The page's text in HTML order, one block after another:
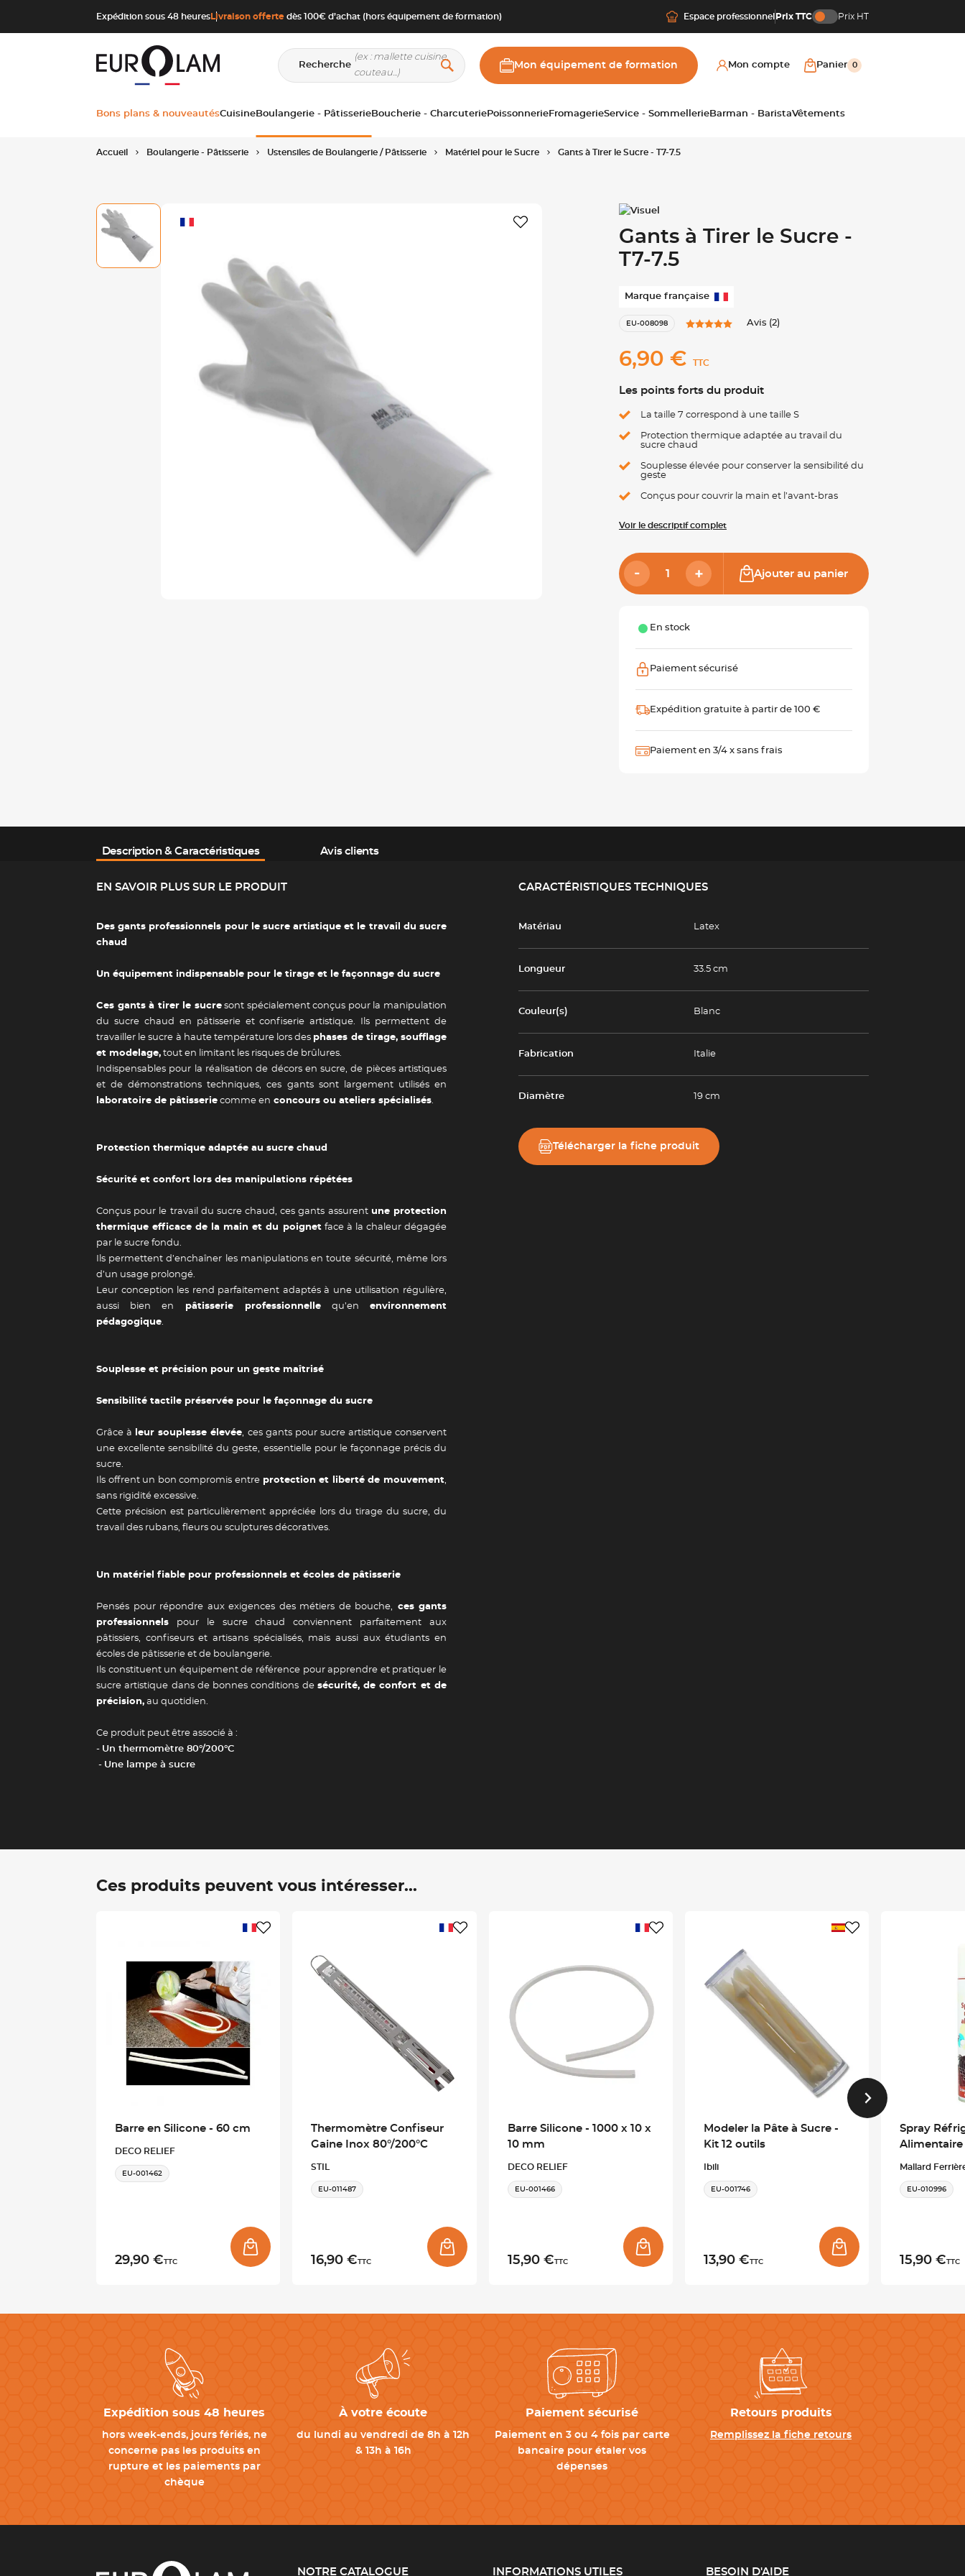
Expédition sous 48 heures Livraison offerte dès 100€ d’achat (hors équipement de formation) Espace professionnel Prix TTC Prix HT
Recherche Mon équipement de formation Mon compte Panier 0
Bons plans & nouveautésCuisine Boulangerie - Pâtisserie Boucherie - Charcuterie Poissonnerie FromagerieService - Sommellerie Barman - BaristaVêtements
Accueil Boulangerie - Pâtisserie Ustensiles de Boulangerie / Pâtisserie Matériel pour le Sucre Gants à Tirer le Sucre - T7-7.5
Gants à Tirer le Sucre -
T7-7.5
Marque française
EU-008098 Avis (2)
6,90 € TTC
Les points forts du produit
La taille 7 correspond à une taille S
Protection thermique adaptée au travail du
sucre chaud
Souplesse élevée pour conserver la sensibilité du
geste
Conçus pour couvrir la main et l’avant-bras
Voir le descriptif complet
Ajouter au panier
En stock
Paiement sécurisé
Expédition gratuite à partir de 100 €
Paiement en 3/4 x sans frais
Description & Caractéristiques Avis clients
EN SAVOIR PLUS SUR LE PRODUIT
Des gants professionnels pour le sucre artistique et le travail du sucre
chaud
Un équipement indispensable pour le tirage et le façonnage du sucre
Ces gants à tirer le sucresont spécialement conçus pour la manipulation
du sucre chaud en pâtisserie et confiserie artistique. Ils permettent de
travailler le sucre à haute température lors des phases de tirage, soufflage
et modelage, tout en limitant les risques de brûlures.
Indispensables pour la réalisation de décors en sucre, de pièces artistiques
et de démonstrations techniques, ces gants sont largement utilisés en
laboratoire de pâtisserie comme en concours ou ateliers spécialisés.
Protection thermique adaptée au sucre chaud
Sécurité et confort lors des manipulations répétées
Conçus pour le travail du sucre chaud, ces gants assurent une protection
thermique efficace de la main et du poignetface à la chaleur dégagée
par le sucre fondu.
Ils permettent d’enchaîner les manipulations en toute sécurité, même lors
d’un usage prolongé.
Leur conception les rend parfaitement adaptés à une utilisation régulière,
aussi bien en
pâtisserie professionnellequ’enenvironnement
pédagogique.
Souplesse et précision pour un geste maîtrisé
Sensibilité tactile préservée pour le façonnage du sucre
Grâce à leur souplesse élevée, ces gants pour sucre artistique conservent
une excellente sensibilité du geste, essentielle pour le façonnage précis du
sucre.
Ils offrent un bon compromis entre protection et liberté de mouvement,
sans rigidité excessive.
Cette précision est particulièrement appréciée lors du tirage du sucre, du
travail des rubans, fleurs ou sculptures décoratives.
Un matériel fiable pour professionnels et écoles de pâtisserie
Pensés pour répondre aux exigences des métiers de bouche, ces gants
professionnels pour le sucre chaud conviennent parfaitement aux
pâtissiers, confiseurs et artisans spécialisés, mais aussi aux étudiants en
écoles de pâtisserie et de boulangerie.
Ils constituent un équipement de référence pour apprendre et pratiquer le
sucre artistique dans de bonnes conditions de sécurité, de confort et de
précision, au quotidien.
Ce produit peut être associé à :
- Un thermomètre 80°/200°C
- Une lampe à sucre
CARACTÉRISTIQUES TECHNIQUES
Matériau Latex
Longueur 33.5 cm
Couleur(s) Blanc
Fabrication Italie
Diamètre 19 cm
Télécharger la fiche produit
Guide des tailles
Ces produits peuvent vous intéresser...
Barre en Silicone - 60 cm
DECO RELIEF
EU-001462
29,90 €TTC
Thermomètre Confiseur
Gaine Inox 80°/200°C
STIL
EU-011487
16,90 €TTC
Barre Silicone - 1000 x 10 x
10 mm
DECO RELIEF
EU-001466
15,90 €TTC
Modeler la Pâte à Sucre -
Kit 12 outils
Ibili
EU-001746
13,90 €TTC
Spray
Alimentaire
Mallard
EU-010996
15,90 €TTC
Expédition sous 48 heures
hors week-ends, jours fériés, ne
concerne pas les produits en
rupture et les paiements par
chèque
À votre écoute
du lundi au vendredi de 8h à 12h
& 13h à 16h
Paiement sécurisé
Paiement en 3 ou 4 fois par carte
bancaire pour étaler vos
dépenses
Retours produits
Remplissez la fiche retours
NOTRE CATALOGUE INFORMATIONS UTILES BESOIN D'AIDE
Adresse e-mail *